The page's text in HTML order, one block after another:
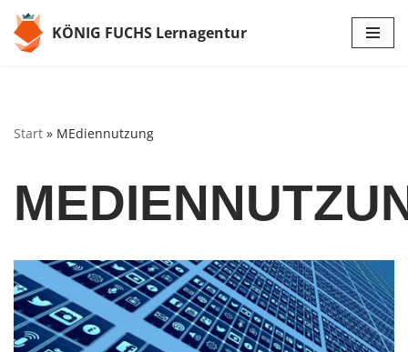
Zum
KÖNIG FUCHS Lernagentur
Start » MEdiennutzung